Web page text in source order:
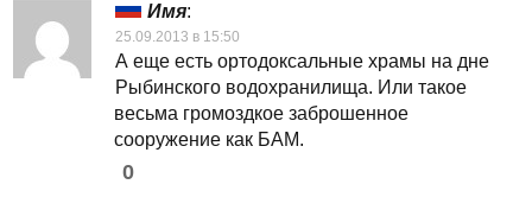
Имя:
25.09.2013 в 15:50
А еще есть ортодоксальные храмы на дне
Рыбинского водохранилища. Или такое
весьма громоздкое заброшенное
сооружение как БАМ.
0